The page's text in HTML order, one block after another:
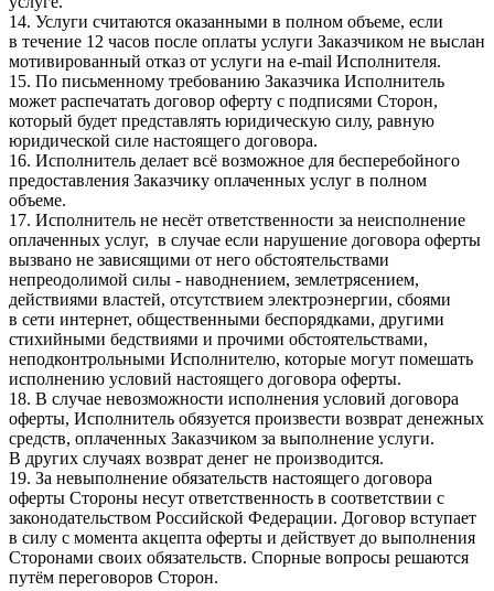
14. Услуги считаются оказанными в полном объеме, если
в течение 12 часов после оплаты услуги Заказчиком не выслан
мотивированный отказ от услуги на e-mail Исполнителя.
15. По письменному требованию Заказчика Исполнитель
может распечатать договор оферту с подписями Сторон,
который будет представлять юридическую силу, равную
юридической силе настоящего договора.
16. Исполнитель делает всё возможное для бесперебойного
предоставления Заказчику оплаченных услуг в полном
объеме.
17. Исполнитель не несёт ответственности за неисполнение
оплаченных услуг, в случае если нарушение договора оферты
вызвано не зависящими от него обстоятельствами
непреодолимой силы - наводнением, землетрясением,
действиями властей, отсутствием электроэнергии, сбоями
в сети интернет, общественными беспорядками, другими
стихийными бедствиями и прочими обстоятельствами,
неподконтрольными Исполнителю, которые могут помешать
исполнению условий настоящего договора оферты.
18. В случае невозможности исполнения условий договора
оферты, Исполнитель обязуется произвести возврат денежных
средств, оплаченных Заказчиком за выполнение услуги.
В других случаях возврат денег не производится.
19. За невыполнение обязательств настоящего договора
оферты Стороны несут ответственность в соответствии с
законодательством Российской Федерации. Договор вступает
в силу с момента акцепта оферты и действует до выполнения
Сторонами своих обязательств. Спорные вопросы решаются
путём переговоров Сторон.